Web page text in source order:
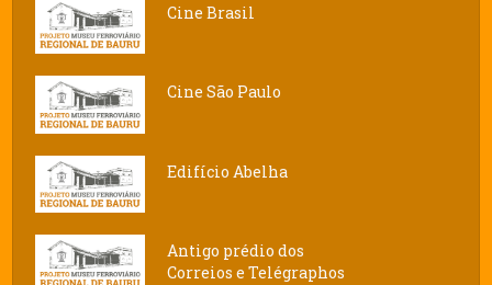
Cine Brasil
Cine São Paulo
Edifício Abelha
Antigo prédio dos
Correios e Telégraphos